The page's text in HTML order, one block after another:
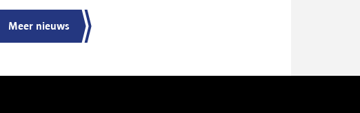
in hun vrachtwagen namen. In totaal
inde de politie voor 56 220 euro aan
onmiddellijke inningen. De
onderzoeken naar mogelijke sociale
Meer nieuws